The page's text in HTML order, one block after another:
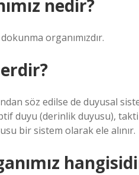
nedir?
organımızdır.
söz edilse de duyusal
duyu (derinlik duyusu),
bir sistem olarak ele alınır.